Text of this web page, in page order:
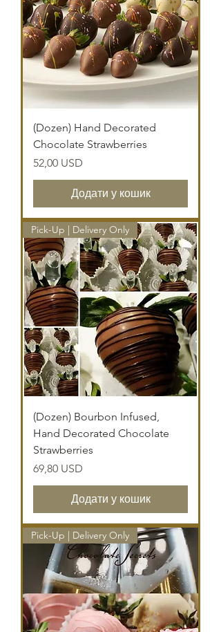
(Dozen) Hand Decorated
Chocolate Strawberries
Ціна
52,00 USD
Додати у кошик
Pick-Up | Delivery Only
(Dozen) Bourbon Infused,
Hand Decorated Chocolate
Strawberries
Ціна
69,80 USD
Додати у кошик
Pick-Up | Delivery Only